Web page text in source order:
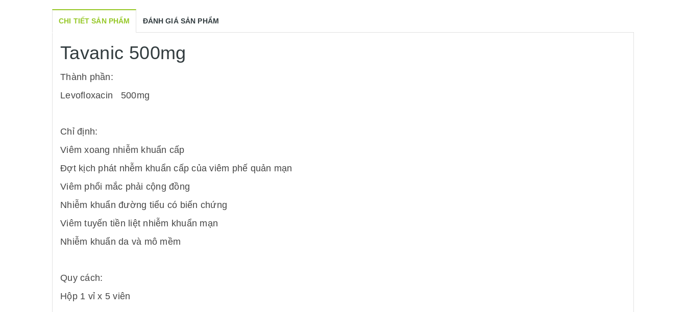
CHI TIẾT SẢN PHẨM ĐÁNH GIÁ SẢN PHẨM
Tavanic 500mg
Thành phần:
Levofloxacin 500mg
Chỉ định:
Viêm xoang nhiễm khuẩn cấp
Đợt kịch phát nhễm khuẩn cấp của viêm phế quản mạn
Viêm phổi mắc phải cộng đồng
Nhiễm khuẩn đường tiểu có biến chứng
Viêm tuyến tiền liệt nhiễm khuẩn mạn
Nhiễm khuẩn da và mô mềm
Quy cách:
Hộp 1 vỉ x 5 viên